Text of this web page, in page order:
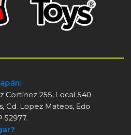
Cortínez 255, Local 540
Cd. Lopez Mateos, Edo
52977.